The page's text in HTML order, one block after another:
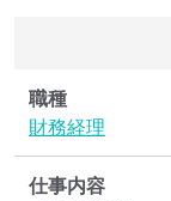
職種
財務経理
仕事内容